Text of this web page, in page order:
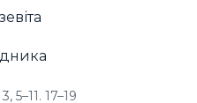
5–11. 17–19